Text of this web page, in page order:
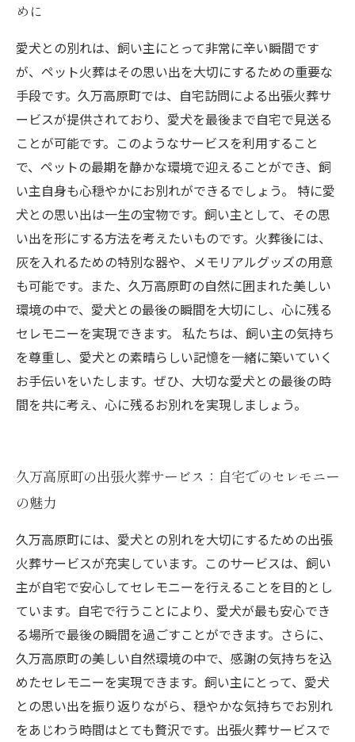
めに
愛犬との別れは、飼い主にとって非常に辛い瞬間です
が、ペット火葬はその思い出を大切にするための重要な
手段です。久万高原町では、自宅訪問による出張火葬サ
ービスが提供されており、愛犬を最後まで自宅で見送る
ことが可能です。このようなサービスを利用すること
で、ペットの最期を静かな環境で迎えることができ、飼
い主自身も心穏やかにお別れができるでしょう。 特に愛
犬との思い出は一生の宝物です。飼い主として、その思
い出を形にする方法を考えたいものです。火葬後には、
灰を入れるための特別な器や、メモリアルグッズの用意
も可能です。また、久万高原町の自然に囲まれた美しい
環境の中で、愛犬との最後の瞬間を大切にし、心に残る
セレモニーを実現できます。 私たちは、飼い主の気持ち
を尊重し、愛犬との素晴らしい記憶を一緒に築いていく
お手伝いをいたします。ぜひ、大切な愛犬との最後の時
間を共に考え、心に残るお別れを実現しましょう。
久万高原町の出張火葬サービス：自宅でのセレモニー
の魅力
久万高原町には、愛犬との別れを大切にするための出張
火葬サービスが充実しています。このサービスは、飼い
主が自宅で安心してセレモニーを行えることを目的とし
ています。自宅で行うことにより、愛犬が最も安心でき
る場所で最後の瞬間を過ごすことができます。さらに、
久万高原町の美しい自然環境の中で、感謝の気持ちを込
めたセレモニーを実現できます。飼い主にとって、愛犬
との思い出を振り返りながら、穏やかな気持ちでお別れ
をあじわう時間はとても贅沢です。出張火葬サービスで